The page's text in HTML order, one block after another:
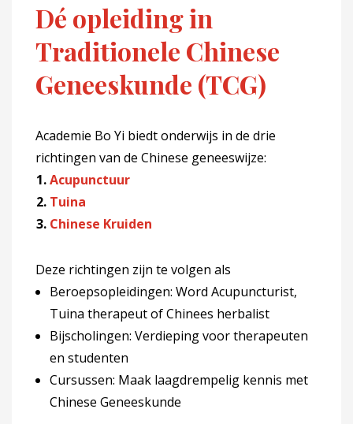
Dé opleiding in
Traditionele Chinese
Geneeskunde (TCG)
Academie Bo Yi biedt onderwijs in de drie
richtingen van de Chinese geneeswijze:
Acupunctuur
Tuina
Chinese Kruiden
Deze richtingen zijn te volgen als
Beroepsopleidingen: Word Acupuncturist,
Tuina therapeut of Chinees herbalist
Bijscholingen: Verdieping voor therapeuten
en studenten
Cursussen: Maak laagdrempelig kennis met
Chinese Geneeskunde